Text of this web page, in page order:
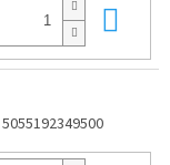
5055192349500